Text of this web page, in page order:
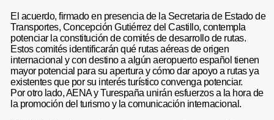
El acuerdo, firmado en presencia de la Secretaria de Estado de
Transportes, Concepción Gutiérrez del Castillo, contempla
potenciar la constitución de comités de desarrollo de rutas.
Estos comités identificarán qué rutas aéreas de origen
internacional y con destino a algún aeropuerto español tienen
mayor potencial para su apertura y cómo dar apoyo a rutas ya
existentes que por su interés turístico convenga potenciar.
Por otro lado, AENA y Turespaña unirán esfuerzos a la hora de
la promoción del turismo y la comunicación internacional.